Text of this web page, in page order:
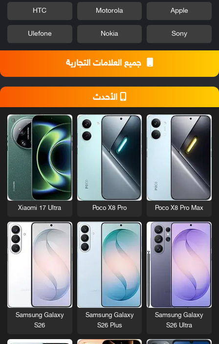
Apple
Motorola
HTC
Sony
Nokia
Ulefone
جميع العلامات التجارية
الأحدث
Poco X8 Pro Max
Poco X8 Pro
Xiaomi 17 Ultra
Samsung Galaxy
S26 Ultra
Samsung Galaxy
S26 Plus
Samsung Galaxy
S26